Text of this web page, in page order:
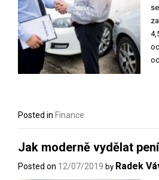
Posted in Finance
Jak moderně vydělat
Posted on 12/07/2019 by Radek